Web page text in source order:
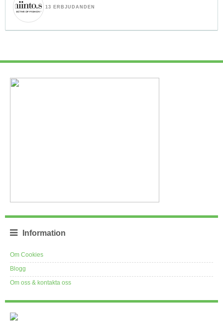
13 ERBJUDANDEN
Information
Om Cookies
Blogg
Om oss & kontakta oss